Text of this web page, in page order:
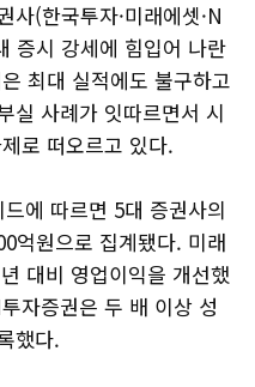
(한국투자·미래에셋·N
증시 강세에 힘입어 나란
최대 실적에도 불구하고
실 사례가 잇따르면서 시
로 떠오르고 있다.
에 따르면 5대 증권사의
억원으로 집계됐다. 미래
대비 영업이익을 개선했
자증권은 두 배 이상 성
했다.